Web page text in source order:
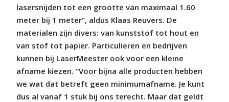
lasersnijden tot een grootte van maximaal 1.60
meter bij 1 meter”, aldus Klaas Reuvers. De
materialen zijn divers: van kunststof tot hout en
van stof tot papier. Particulieren en bedrijven
kunnen bij LaserMeester ook voor een kleine
afname kiezen. “Voor bijna alle producten hebben
we wat dat betreft geen minimumafname. Je kunt
dus al vanaf 1 stuk bij ons terecht. Maar dat geldt